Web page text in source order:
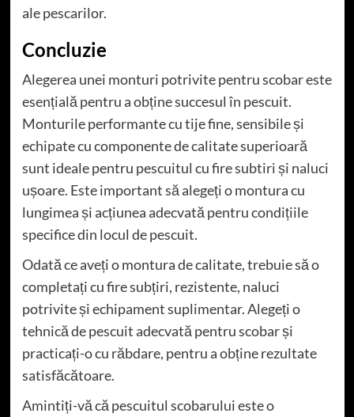
ale pescarilor.
Concluzie
Alegerea unei monturi potrivite pentru scobar este
esențială pentru a obține succesul în pescuit.
Monturile performante cu tije fine, sensibile și
echipate cu componente de calitate superioară
sunt ideale pentru pescuitul cu fire subtiri și naluci
ușoare. Este important să alegeți o montura cu
lungimea și acțiunea adecvată pentru condițiile
specifice din locul de pescuit.
Odată ce aveți o montura de calitate, trebuie să o
completați cu fire subțiri, rezistente, naluci
potrivite și echipament suplimentar. Alegeți o
tehnică de pescuit adecvată pentru scobar și
practicați-o cu răbdare, pentru a obține rezultate
satisfăcătoare.
Amintiți-vă că pescuitul scobarului este o